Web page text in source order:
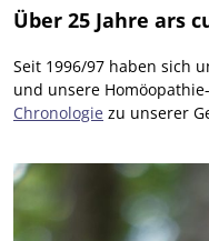
Über 25 Jahre ars
Seit 1996/97 haben sich
und unsere
Chronologie zu unserer